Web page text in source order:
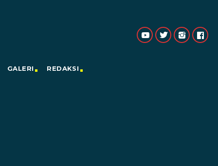
GALERI REDAKSI